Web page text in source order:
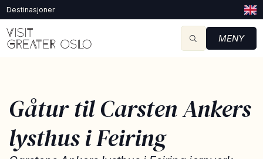
Destinasjoner
MENY
Gåtur til Carsten Ankers
lysthus i Feiring